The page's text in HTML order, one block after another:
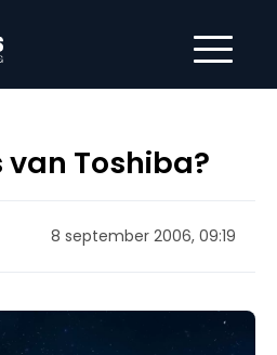
van Toshiba?
8 september 2006, 09:19